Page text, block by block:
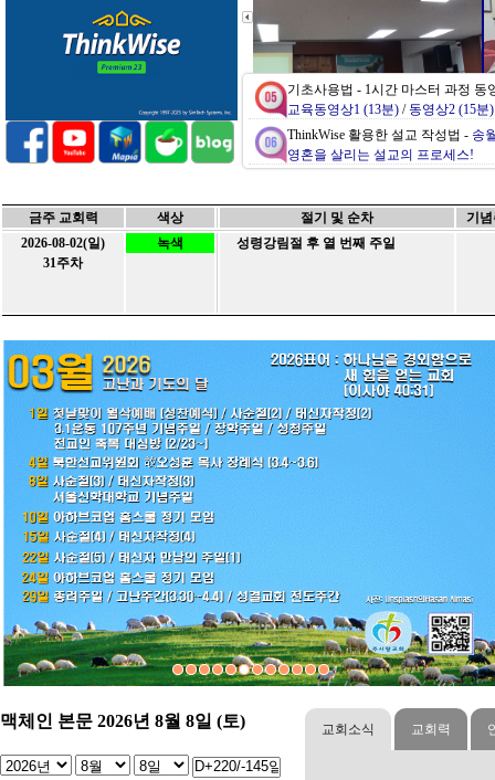
기초사용법 - 1시간 마스터 과정 동
교육동영상1 (13분) / 동영상2 (15분)
ThinkWise 활용한 설교 작성법 - 송
영혼을 살리는 설교의 프로세스!
씽크와이즈 전문 강사자격 취득
ThinkWise2020 정품 체험 무료사
기본 사용 기간 1개월 / 강의 신청
기초사용법 - 초간단 동영상
ThinkWise로 생각정리, 기초사용
금주 교회력 색상 절기 및 순차
기
2026-08-02(일)
31주차
녹색 성령강림절 후 열 번째 주일
홈스쿨
글제목
작성일
10
[아하브코업] 2025 성경통독 부흥(0)...
9
[아하브코업] 2024년 2학기 종강 (0)
2024-12-17
[홈스쿨링] 아하브코업 정기모임 (글
7
[홈스쿨링] 아하브 코업 2024년
2024-09-24
6
[홈스쿨링] 아하브 코업 2024년 관리자
2024-09-03
5
[아하브코업] 2024 2학기 개강예
2024-08-27
4
[홈스쿨링] 대구모임 - 연합기도회(0) 관리자
2023-08-24
[아하브코업] 2024년 1학기 종강(0)... 관리자
2024-07-02
2
성경적부모표영어교실 정기 기도회(0) 관리자 2023-09-19
1
성경적부모표 영어교실 수원지역 홈스쿨
(0) ...
관리자 2023-08-31
맥체인 본문 2026년 8월 8일 (토) 교회소식 교회력